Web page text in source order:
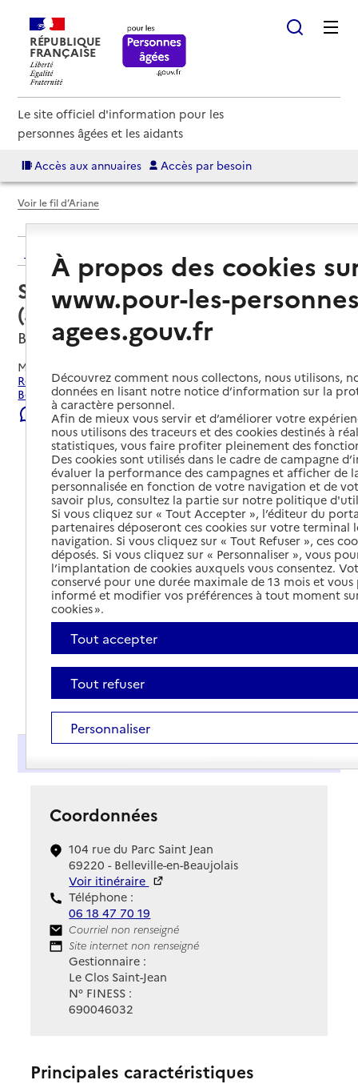
RÉPUBLIQUE
FRANÇAISE
Le site officiel d'information pour les
personnes âgées et les aidants
Accès aux annuaires Accès par besoin
Voir le fil d’Ariane
Retour aux résultats de l'annuaire
Service autonomie à domicile
(aide) – Le Clos Saint-Jean
Belleville-en-Beaujolais, RHONE
Mis à jour le
Rechercher les établissements et services autour de
Belleville-en-Beaujolais.
Signaler une erreur
Tout déplier
Coordonnées
104 rue du Parc Saint Jean
69220 - Belleville-en-Beaujolais
Voir itinéraire
Téléphone :
06 18 47 70 19
Contact
Courriel non renseigné
Site Internet
Site internet non renseigné
Gestionnaire :
Le Clos Saint-Jean
N° FINESS :
690046032
Principales caractéristiques
À propos des cookies
www.pour-les-
agees.gouv.fr
Découvrez comment nous collectons, nous utilisons,
données en lisant notre notice d’information sur la
à caractère personnel.
Afin de mieux vous servir et d’améliorer votre
nous utilisons des traceurs et des cookies destinés à
statistiques, vous faire profiter pleinement des
Des cookies sont utilisés dans le cadre de campagne
évaluer la performance des campagnes et afficher de
personnalisée en fonction de votre navigation et de
savoir plus, consultez la partie sur notre politique
Si vous cliquez sur « Tout Accepter », l’éditeur du
partenaires déposeront ces cookies sur votre terminal
navigation. Si vous cliquez sur « Tout Refuser », ces
déposés. Si vous cliquez sur « Personnaliser », vous
l’implantation de cookies auxquels vous consentez.
conservé pour une durée maximale de 13 mois et
informé et modifier vos préférences à tout moment
cookies ».
Tout accepter
Tout refuser
Personnaliser